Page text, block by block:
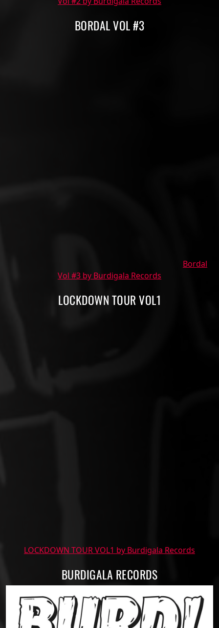
BORDAL VOL #3
Bordal
Vol #3 by Burdigala Records
LOCKDOWN TOUR VOL1
LOCKDOWN TOUR VOL1 by Burdigala Records
BURDIGALA RECORDS